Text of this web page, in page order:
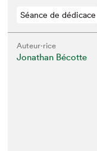
Séance de dédicace
Auteur·rice
Jonathan Bécotte